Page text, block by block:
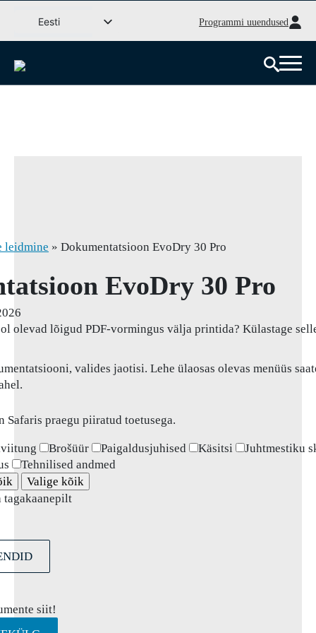
Eesti
Svenska
Programmi uuendused
leidmine » Dokumentatsioon EvoDry 30 Pro
EvoDry 30 Pro
olevad lõigud PDF-vormingus välja printida? Külastage
valides jaotisi. Lehe ülaosas olevas menüüs
Safaris praegu piiratud toetusega.
Brošüür Paigaldusjuhised Käsitsi
Juhtmestiku
Tehnilised andmed
Valige kõik
siit!